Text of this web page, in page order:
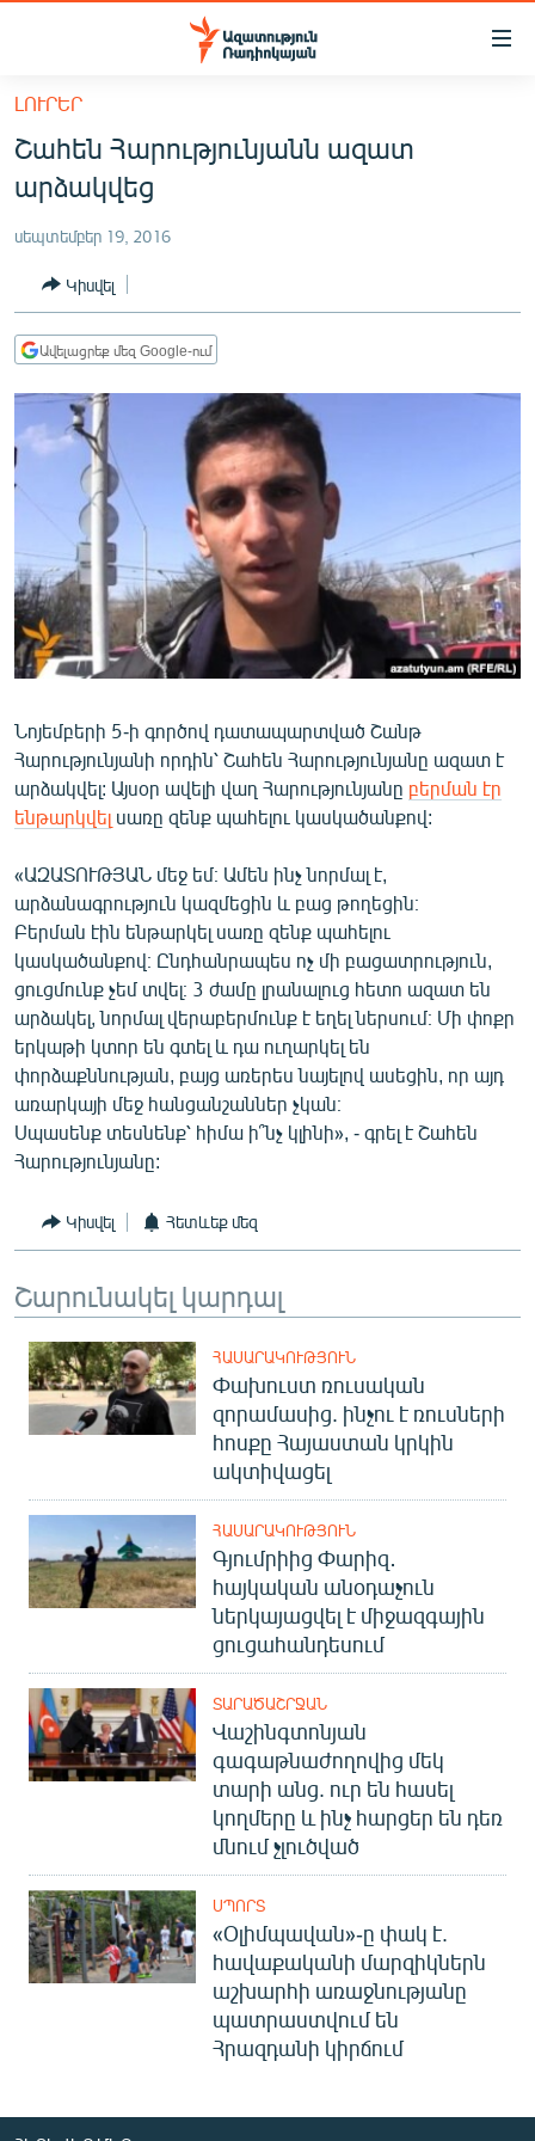
Մատչելիության
հիմնական
բովանդակությանը
Անցնել
հիմնական
մենյուին
ՔԱՂԱՔԱԿԱՆ
ԸՆՏՐՈՒԹՅՈՒՆՆԵՐ 2026
ԻՐԱՎՈՒՆՔ
ՀԱՍԱՐԱԿՈՒԹՅՈՒՆ
ՂԱՐԱԲԱՂ
ՊԱՏԵՐԱԶՄԻ 6 ՇԱԲԱԹՆԵՐԸ
ՏԱՐԱԾԱՇՐՋԱՆ
ՄԻՋԱԶԳԱՅԻՆ
ՄՇԱԿՈՒՅԹ
ՍՊՈՐՏ
ՄԵԿՆԱԲԱՆՈՒԹՅՈՒՆ
ՏՏ ԵՒ ԻՆՏԵՐՆԵՏ
ԿՈՐՈՆԱՎԻՐՈՒՍ
ԱՐԽԻՎ
ԲԱՆԱՎԵՃ
ՁԳՏԵԼՈՎ ԼԱՎԱԳՈՒՅՆԻՆ
ՓՈԴՔԱՍԹ
Հայերեն
English
Русский
«Ազատության» բոլոր կայքերը
ԼՈՒՐԵՐ
Շահեն Հարությունյանն ազատ
արձակվեց
սեպտեմբեր 19, 2016
Կիսվել
Ավելացրեք մեզ Google-ում
Նոյեմբերի 5-ի գործով դատապարտված Շանթ
Հարությունյանի որդին՝ Շահեն Հարությունյանը ազատ է
արձակվել: Այսօր ավելի վաղ Հարությունյանը բերման էր
ենթարկվել սառը զենք պահելու կասկածանքով:
«ԱԶԱՏՈՒԹՅԱՆ մեջ եմ։ Ամեն ինչ նորմալ է,
արձանագրություն կազմեցին և բաց թողեցին։
Բերման էին ենթարկել սառը զենք պահելու
կասկածանքով։ Ընդհանրապես ոչ մի բացատրություն,
ցուցմունք չեմ տվել։ 3 ժամը լրանալուց հետո ազատ են
արձակել, նորմալ վերաբերմունք է եղել ներսում։ Մի փոքր
երկաթի կտոր են գտել և դա ուղարկել են
փորձաքննության, բայց առերես նայելով ասեցին, որ այդ
առարկայի մեջ հանցանշաններ չկան։
Սպասենք տեսնենք՝ հիմա ի՞նչ կլինի», - գրել է Շահեն
Հարությունյանը:
Կիսվել Հետևեք մեզ
Շարունակել կարդալ
ՀԱՍԱՐԱԿՈՒԹՅՈՒՆ
Փախուստ ռուսական
զորամասից. ինչու է ռուսների
հոսքը Հայաստան կրկին
ակտիվացել
ՀԱՍԱՐԱԿՈՒԹՅՈՒՆ
Գյումրիից Փարիզ․
հայկական անօդաչուն
ներկայացվել է միջազգային
ցուցահանդեսում
ՏԱՐԱԾԱՇՐՋԱՆ
Վաշինգտոնյան
գագաթնաժողովից մեկ
տարի անց. ուր են հասել
կողմերը և ինչ հարցեր են դեռ
մնում չլուծված
ՍՊՈՐՏ
«Օլիմպավան»-ը փակ է.
հավաքականի մարզիկներն
աշխարհի առաջնությանը
պատրաստվում են
Հրազդանի կիրճում